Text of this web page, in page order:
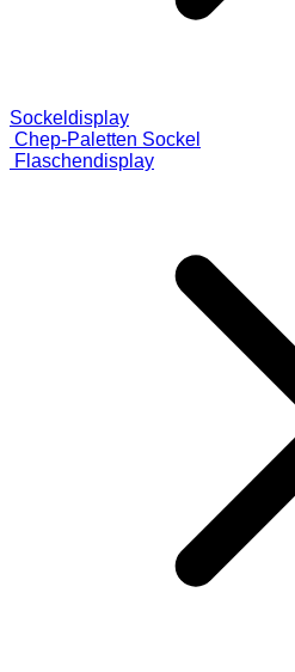
Sockeldisplay
Chep-Paletten Sockel
Flaschendisplay